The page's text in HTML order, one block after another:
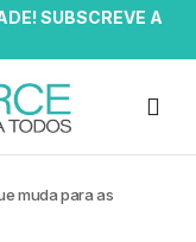
SUBSCREVE A
muda para as